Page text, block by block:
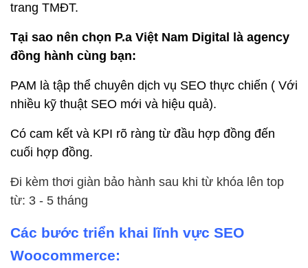
trang TMĐT.
Tại sao nên chọn P.a Việt Nam Digital là agency
đồng hành cùng bạn:
PAM là tập thể chuyên dịch vụ SEO thực chiến ( Với
nhiều kỹ thuật SEO mới và hiệu quả).
Có cam kết và KPI rõ ràng từ đầu hợp đồng đến
cuối hợp đồng.
Đi kèm thơi giàn bảo hành sau khi từ khóa lên top
từ: 3 - 5 tháng
Các bước triển khai lĩnh vực SEO
Woocommerce: